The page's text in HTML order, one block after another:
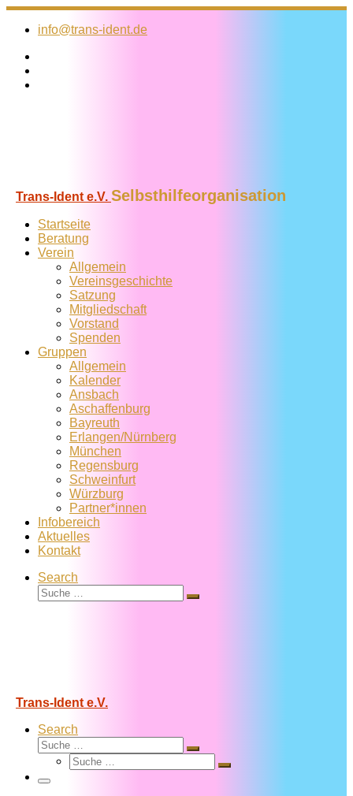
Zum
Inhalt
info@trans-ident.de
Trans-Ident e.V. Selbsthilfeorganisation
Startseite
Beratung
Verein
Allgemein
Vereins­geschichte
Satzung
Mitglied­schaft
Vorstand
Spenden
Gruppen
Allgemein
Kalender
Ansbach
Aschaffenburg
Bayreuth
Erlangen/Nürnberg
München
Regensburg
Schweinfurt
Würzburg
Partner*innen
Infobereich
Aktuelles
Kontakt
Search
Suche
Suche
Trans-Ident e.V.
Search
Suche
Suche
Suche
Suche
Menü